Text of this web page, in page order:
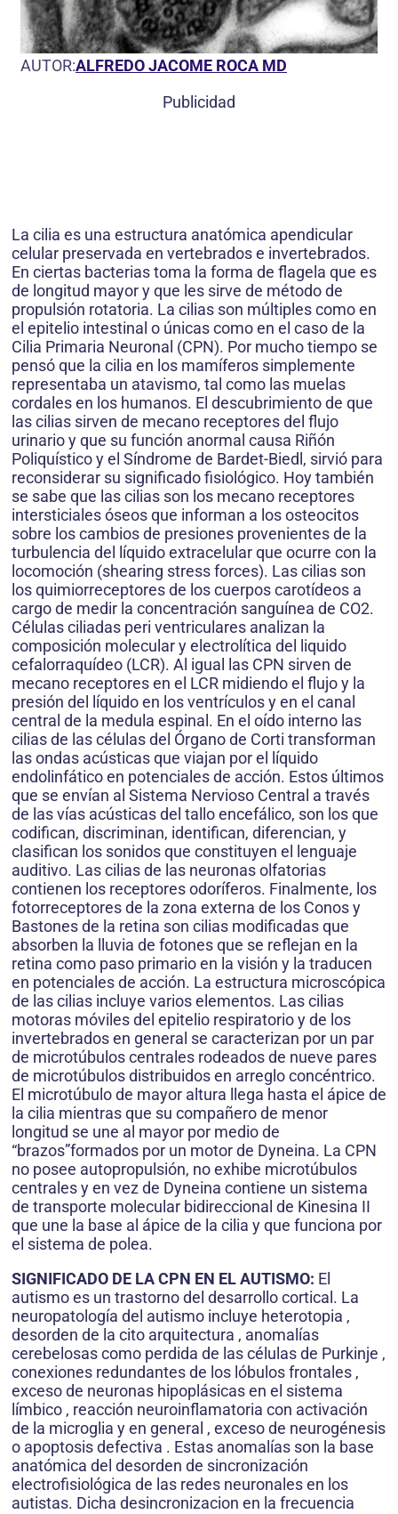
AUTOR:ALFREDO JACOME ROCA MD
Publicidad
La cilia es una estructura anatómica apendicular
celular preservada en vertebrados e invertebrados.
En ciertas bacterias toma la forma de flagela que es
de longitud mayor y que les sirve de método de
propulsión rotatoria. La cilias son múltiples como en
el epitelio intestinal o únicas como en el caso de la
Cilia Primaria Neuronal (CPN). Por mucho tiempo se
pensó que la cilia en los mamíferos simplemente
representaba un atavismo, tal como las muelas
cordales en los humanos. El descubrimiento de que
las cilias sirven de mecano receptores del flujo
urinario y que su función anormal causa Riñón
Poliquístico y el Síndrome de Bardet-Biedl, sirvió para
reconsiderar su significado fisiológico. Hoy también
se sabe que las cilias son los mecano receptores
intersticiales óseos que informan a los osteocitos
sobre los cambios de presiones provenientes de la
turbulencia del líquido extracelular que ocurre con la
locomoción (shearing stress forces). Las cilias son
los quimiorreceptores de los cuerpos carotídeos a
cargo de medir la concentración sanguínea de CO2.
Células ciliadas peri ventriculares analizan la
composición molecular y electrolítica del liquido
cefalorraquídeo (LCR). Al igual las CPN sirven de
mecano receptores en el LCR midiendo el flujo y la
presión del líquido en los ventrículos y en el canal
central de la medula espinal. En el oído interno las
cilias de las células del Órgano de Corti transforman
las ondas acústicas que viajan por el líquido
endolinfático en potenciales de acción. Estos últimos
que se envían al Sistema Nervioso Central a través
de las vías acústicas del tallo encefálico, son los que
codifican, discriminan, identifican, diferencian, y
clasifican los sonidos que constituyen el lenguaje
auditivo. Las cilias de las neuronas olfatorias
contienen los receptores odoríferos. Finalmente, los
fotorreceptores de la zona externa de los Conos y
Bastones de la retina son cilias modificadas que
absorben la lluvia de fotones que se reflejan en la
retina como paso primario en la visión y la traducen
en potenciales de acción. La estructura microscópica
de las cilias incluye varios elementos. Las cilias
motoras móviles del epitelio respiratorio y de los
invertebrados en general se caracterizan por un par
de microtúbulos centrales rodeados de nueve pares
de microtúbulos distribuidos en arreglo concéntrico.
El microtúbulo de mayor altura llega hasta el ápice de
la cilia mientras que su compañero de menor
longitud se une al mayor por medio de
“brazos”formados por un motor de Dyneina. La CPN
no posee autopropulsión, no exhibe microtúbulos
centrales y en vez de Dyneina contiene un sistema
de transporte molecular bidireccional de Kinesina II
que une la base al ápice de la cilia y que funciona por
el sistema de polea.
SIGNIFICADO DE LA CPN EN EL AUTISMO: El
autismo es un trastorno del desarrollo cortical. La
neuropatología del autismo incluye heterotopia ,
desorden de la cito arquitectura , anomalías
cerebelosas como perdida de las células de Purkinje ,
conexiones redundantes de los lóbulos frontales ,
exceso de neuronas hipoplásicas en el sistema
límbico , reacción neuroinflamatoria con activación
de la microglia y en general , exceso de neurogénesis
o apoptosis defectiva . Estas anomalías son la base
anatómica del desorden de sincronización
electrofisiológica de las redes neuronales en los
autistas. Dicha desincronizacion en la frecuencia